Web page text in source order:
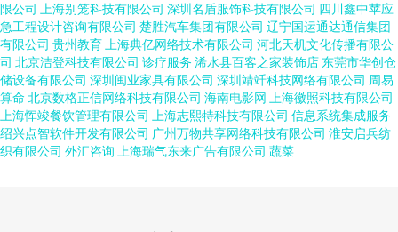
限公司
上海别笼科技有限公司 深圳名盾服饰科技有限公司 四川鑫中苹应
急工程设计咨询有限公司 楚胜汽车集团有限公司 辽宁国运通达通信集团
有限公司 贵州教育 上海典亿网络技术有限公司 河北天机文化传播有限公
司 北京洁登科技有限公司 诊疗服务 浠水县百客之家装饰店 东莞市华创仓
储设备有限公司 深圳闽业家具有限公司 深圳靖竏科技网络有限公司 周易
算命北京数格正信网络科技有限公司 海南电影网 上海徽照科技有限公司
上海恽竣餐饮管理有限公司
上海志熙特科技有限公司 信息系统集成服务
绍兴点智软件开发有限公司 广州万物共享网络科技有限公司 淮安启兵纺
织有限公司 外汇咨询 上海瑞气东来广告有限公司 蔬菜